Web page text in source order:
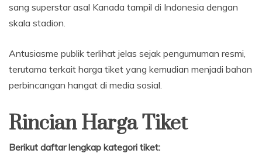
sang superstar asal Kanada tampil di Indonesia dengan
skala stadion.
Antusiasme publik terlihat jelas sejak pengumuman resmi,
terutama terkait harga tiket yang kemudian menjadi bahan
perbincangan hangat di media sosial.
Rincian Harga Tiket
Berikut daftar lengkap kategori tiket: